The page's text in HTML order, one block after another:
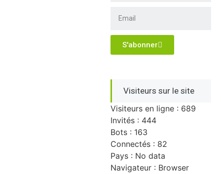
S'abonner
Visiteurs sur le site
Visiteurs en ligne : 689
Invités : 444
Bots : 163
Connectés : 82
Pays : No data
Navigateur : Browser